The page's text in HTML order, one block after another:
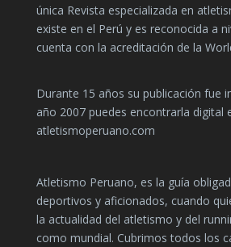
única Revista especializada en
existe en el Perú y es reconocida a
cuenta con la acreditación de la
Durante 15 años su publicación fue
año 2007 puedes encontrarla digital
atletismoperuano.com
Atletismo Peruano, es la guía
deportivos y aficionados, cuando
la actualidad del atletismo y del
como mundial. Cubrimos todos los